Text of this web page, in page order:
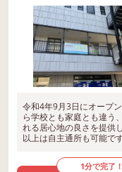
令和4年9月3日にオープ
ら学校とも家庭とも違う
れる居心地の良さを提供
以上は自主通所も可能です
1分で完了！